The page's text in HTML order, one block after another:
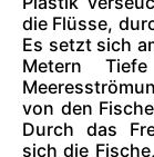
die Flüsse,
Es setzt sich
Metern
von den
Durch das
sich die